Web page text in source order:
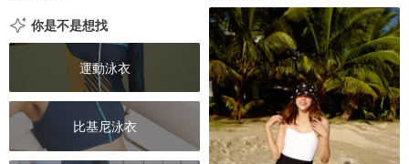
你是不是想找
運動泳衣
比基尼泳衣